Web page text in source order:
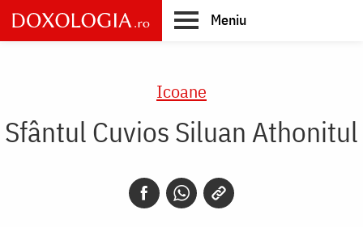
Skip
to
main
Meniu
Icoane
Sfântul Cuvios Siluan Athonitul